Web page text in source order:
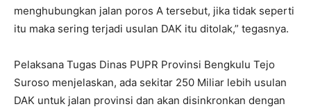
menghubungkan jalan poros A tersebut, jika tidak seperti
itu maka sering terjadi usulan DAK itu ditolak,” tegasnya.
Pelaksana Tugas Dinas PUPR Provinsi Bengkulu Tejo
Suroso menjelaskan, ada sekitar 250 Miliar lebih usulan
DAK untuk jalan provinsi dan akan disinkronkan dengan